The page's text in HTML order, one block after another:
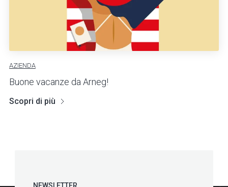
AZIENDA
Buone vacanze da Arneg!
Scopri di più